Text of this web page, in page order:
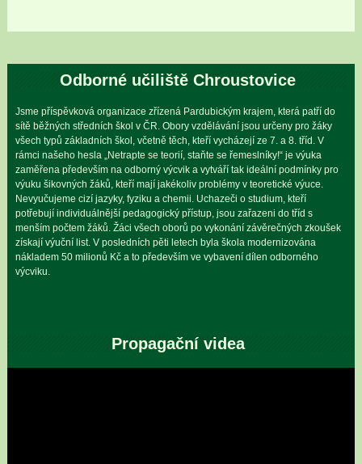
Odborné učiliště Chroustovice
Jsme příspěvková organizace zřízená Pardubickým krajem, která patří do
sítě běžných středních škol v ČR. Obory vzdělávání jsou určeny pro žáky
všech typů základních škol, včetně těch, kteří vycházejí ze 7. a 8. tříd. V
rámci našeho hesla „Netrapte se teorií, staňte se řemeslníky!“ je výuka
zaměřena především na odborný výcvik a vytváří tak ideální podmínky pro
výuku šikovných žáků, kteří mají jakékoliv problémy v teoretické výuce.
Nevyučujeme cizí jazyky, fyziku a chemii. Uchazeči o studium, kteří
potřebují individuálnější pedagogický přístup, jsou zařazeni do tříd s
menším počtem žáků. Žáci všech oborů po vykonání závěrečných zkoušek
získají výuční list. V posledních pěti letech byla škola modernizována
nákladem 50 milionů Kč a to především ve vybavení dílen odborného
výcviku.
Propagační videa